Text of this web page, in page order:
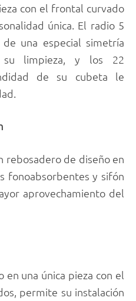
con el frontal curvado
única. El radio 5
una especial simetría
limpieza, y los 22
de su cubeta le
rebosadero de diseño en
fonoabsorbentes y sifón
aprovechamiento del
una única pieza con el
permite su instalación